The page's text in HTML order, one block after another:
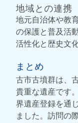
地域との連携
地元自治体や教
の保護と普及活
活性化と歴史文
まとめ
古市古墳群は、
貴重な遺産です
界遺産登録を通
ました。訪問の